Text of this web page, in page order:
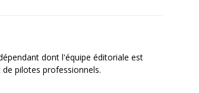
dont l'équipe éditoriale est
pilotes professionnels.